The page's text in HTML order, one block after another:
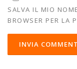
SALVA IL MIO
BROWSER PER LA